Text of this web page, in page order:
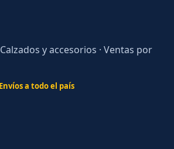
y accesorios · Ventas por
a todo el país